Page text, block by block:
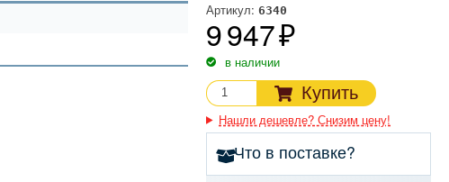
Артикул: 6340
9 947
в наличии
Купить
Нашли дешевле? Снизим цену!
Что в поставке?